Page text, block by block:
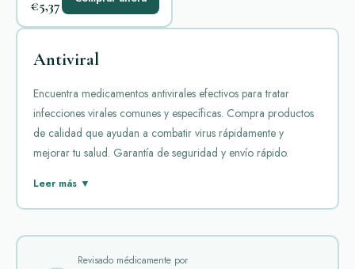
€5,37
Antiviral
Encuentra medicamentos antivirales efectivos para tratar
infecciones virales comunes y específicas. Compra productos
de calidad que ayudan a combatir virus rápidamente y
mejorar tu salud. Garantía de seguridad y envío rápido.
Los antivirales son medicamentos esenciales para combatir
herpes, hepatitis, VIH y otros. A continuación, se ofrece una
revisión breve de los medicamentos más reconocidos.
Leer más ▼
Revisado médicamente por